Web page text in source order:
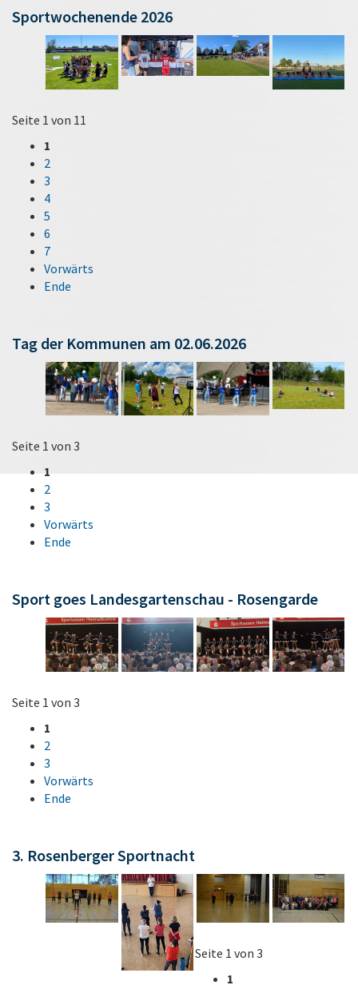
Sportwochenende 2026
Seite 1 von 11
1
2
3
4
5
6
7
Vorwärts
Ende
Tag der Kommunen am 02.06.2026
Seite 1 von 3
1
2
3
Vorwärts
Ende
Sport goes Landesgartenschau - Rosengarde
Seite 1 von 3
1
2
3
Vorwärts
Ende
3. Rosenberger Sportnacht
Seite 1 von 3
1